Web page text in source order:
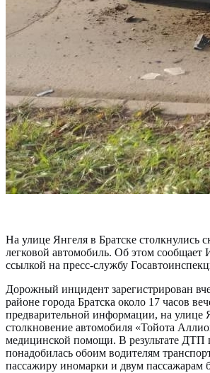
На улице Янгеля в Братске столкнулись
легковой автомобиль. Об этом
ссылкой на пресс-службу
Дорожный инцидент зарегистрирован
районе города Братска около 17 часов
предварительной информации, на улице
столкновение автомобиля «Тойота
медицинской помощи. В результате ДТП
понадобилась обоим водителям
пассажиру иномарки и двум пассажарам